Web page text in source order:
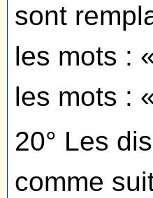
sont
les mots :
les mots :
20° Les
comme